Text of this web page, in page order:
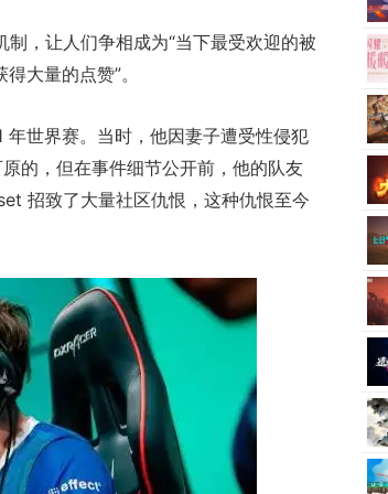
，让人们争相成为“当下最受欢迎的被
大量的点赞”。
世界赛。当时，他因妻子遭受性侵犯
的，但在事件细节公开前，他的队友
招致了大量社区仇恨，这种仇恨至今